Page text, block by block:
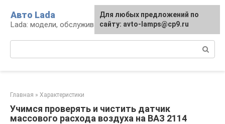
контенту
Авто Lada
Lada: модели, обслуживание, ремонт и тюнинг
Главная » Характеристики
Учимся проверять и чистить датчик
массового расхода воздуха на ВАЗ 2114
Для любых предложений по
сайту: avto-lamps@cp9.ru